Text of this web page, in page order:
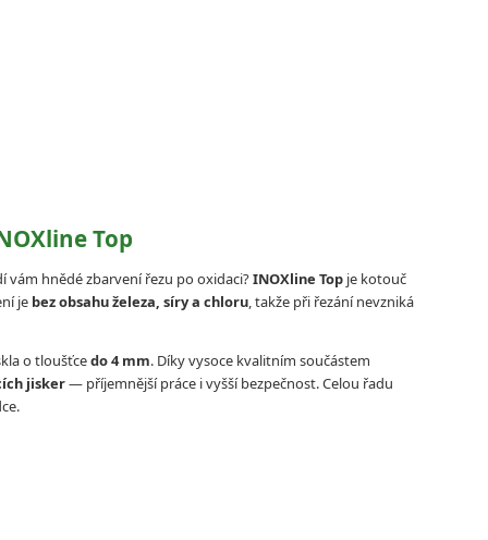
Top
vám hnědé zbarvení řezu po oxidaci?INOXline Topje kotouč
je bez obsahu železa, síry a chloru, takže při řezání nevzniká
o tloušťcedo 4 mm. Díky vysoce kvalitním součástem
jisker— příjemnější práce i vyšší bezpečnost. Celou řadu